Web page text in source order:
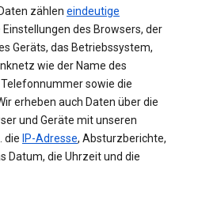
zählen eindeutige
Einstellungen des Browsers, der
Geräts, das Betriebssystem,
wie der Name des
sowie die
erheben auch Daten über die
und Geräte mit unseren
die IP-Adresse, Absturzberichte,
Datum, die Uhrzeit und die